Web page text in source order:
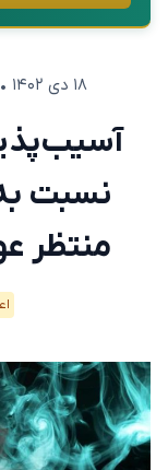
۱۸ دی ۱۴۰۲
نسبت
منتظر